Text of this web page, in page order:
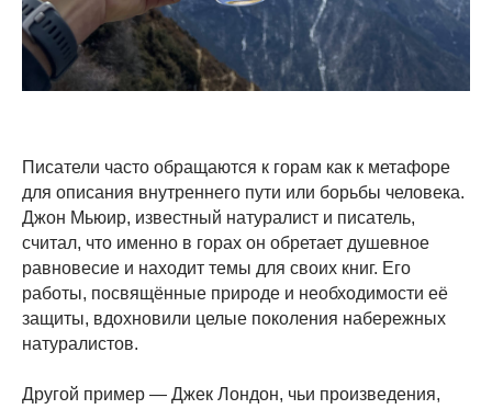
Писатели часто обращаются к горам как к метафоре
для описания внутреннего пути или борьбы человека.
Джон Мьюир, известный натуралист и писатель,
считал, что именно в горах он обретает душевное
равновесие и находит темы для своих книг. Его
работы, посвящённые природе и необходимости её
защиты, вдохновили целые поколения набережных
натуралистов.
Другой пример — Джек Лондон, чьи произведения,